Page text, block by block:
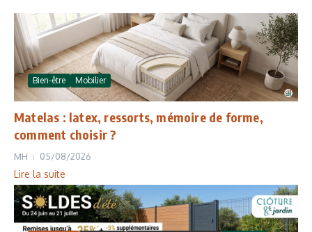
Bien-être Mobilier
Matelas : latex, ressorts, mémoire de forme,
comment choisir ?
MH 05/08/2026
Lire la suite